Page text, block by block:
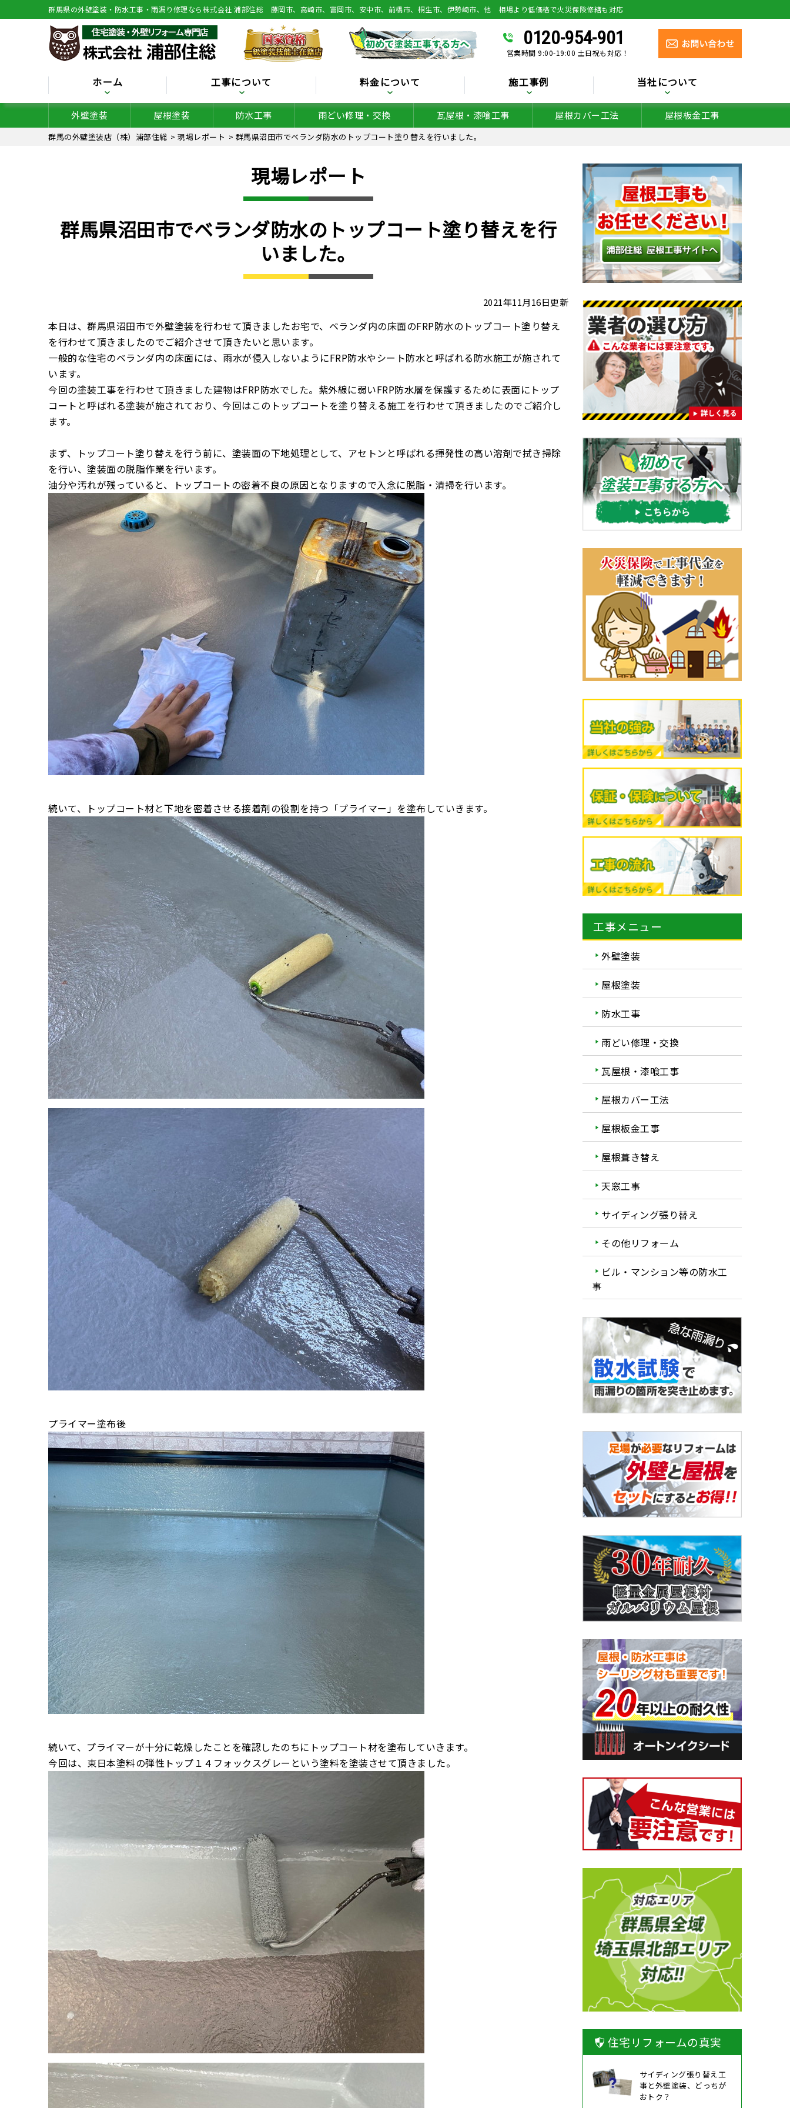
群馬県の外壁塗装・防水工事・雨漏り修理なら株式会社 浦部住総 藤岡市、高崎市、富岡市、安中市、前橋市、桐生市、伊勢崎市、他 相場より低価格で火災保険修繕も対応
0120-954-901
営業時間 9:00-19:00 土日祝も対応！
ホーム 工事について 料金について 施工事例 当社について
外壁塗装 屋根塗装 防水工事 雨どい修理・交換 瓦屋根・漆喰工事 屋根カバー工法 屋根板金工事
群馬の外壁塗装店（株）浦部住総 > 現場レポート > 群馬県沼田市でベランダ防水のトップコート塗り替えを行いました。
現場レポート
群馬県沼田市でベランダ防水のトップコート塗り替えを行
いました。
2021年11月16日更新
本日は、群馬県沼田市で外壁塗装を行わせて頂きましたお宅で、ベランダ内の床面のFRP防水のトップコート塗り替え
を行わせて頂きましたのでご紹介させて頂きたいと思います。
一般的な住宅のベランダ内の床面には、雨水が侵入しないようにFRP防水やシート防水と呼ばれる防水施工が施されて
います。
今回の塗装工事を行わせて頂きました建物はFRP防水でした。紫外線に弱いFRP防水層を保護するために表面にトップ
コートと呼ばれる塗装が施されており、今回はこのトップコートを塗り替える施工を行わせて頂きましたのでご紹介し
ます。
まず、トップコート塗り替えを行う前に、塗装面の下地処理として、アセトンと呼ばれる揮発性の高い溶剤で拭き掃除
を行い、塗装面の脱脂作業を行います。
油分や汚れが残っていると、トップコートの密着不良の原因となりますので入念に脱脂・清掃を行います。
続いて、トップコート材と下地を密着させる接着剤の役割を持つ「プライマー」を塗布していきます。
プライマー塗布後
続いて、プライマーが十分に乾燥したことを確認したのちにトップコート材を塗布していきます。
今回は、東日本塗料の弾性トップ１４フォックスグレーという塗料を塗装させて頂きました。
工事メニュー
外壁塗装
屋根塗装
防水工事
雨どい修理・交換
瓦屋根・漆喰工事
屋根カバー工法
屋根板金工事
屋根葺き替え
天窓工事
サイディング張り替え
その他リフォーム
ビル・マンション等の防水工
事
住宅リフォームの真実
サイディング張り替え工
事と外壁塗装、どっちが
おトク？